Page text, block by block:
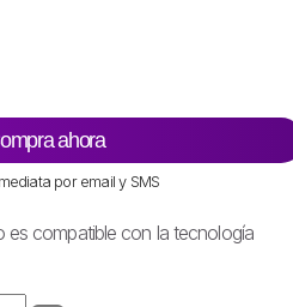
ahora
por email y SMS
es compatible con la tecnología